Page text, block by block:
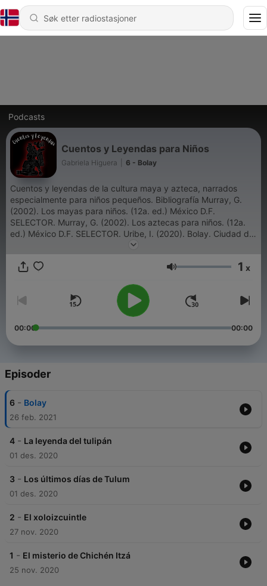
Podcasts
Cuentos y Leyendas para Niños
Gabriela Higuera 6 - Bolay
Cuentos y leyendas de la cultura maya y azteca, narrados
especialmente para niños pequeños. Bibliografía Murray, G.
(2002). Los mayas para niños. (12a. ed.) México D.F.
SELECTOR. Murray, G. (2002). Los aztecas para niños. (12a.
ed.) México D.F. SELECTOR. Uribe, I. (2020). Bolay. Ciudad de
México. Ateconqueso. (Contenido sin fines de obtener
Volum 1 x
00:00 00:00
Episoder
6 - Bolay
26 feb. 2021
4 - La leyenda del tulipán
01 des. 2020
3 - Los últimos días de Tulum
01 des. 2020
2 - El xoloizcuintle
27 nov. 2020
1 - El misterio de Chichén Itzá
25 nov. 2020